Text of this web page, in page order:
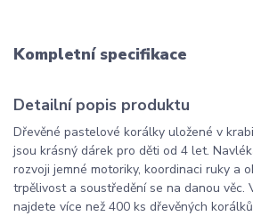
Kompletní specifikace
Detailní popis produktu
Dřevěné pastelové korálky uložené v
jsou krásný dárek pro děti od 4 let.
rozvoji jemné motoriky, koordinaci ruky a
trpělivost a soustředění se na danou věc.
najdete více než 400 ks dřevěných